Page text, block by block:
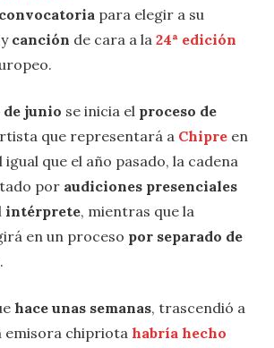
para elegir a su
y canción de cara a la 24ª edición
de junio se inicia el proceso de
que representará a Chipre en
igual que el año pasado, la cadena
por audiciones presenciales
intérprete, mientras que la
en un proceso por separado de
.
hace unas semanas, trascendió a
emisora chipriota habría hecho